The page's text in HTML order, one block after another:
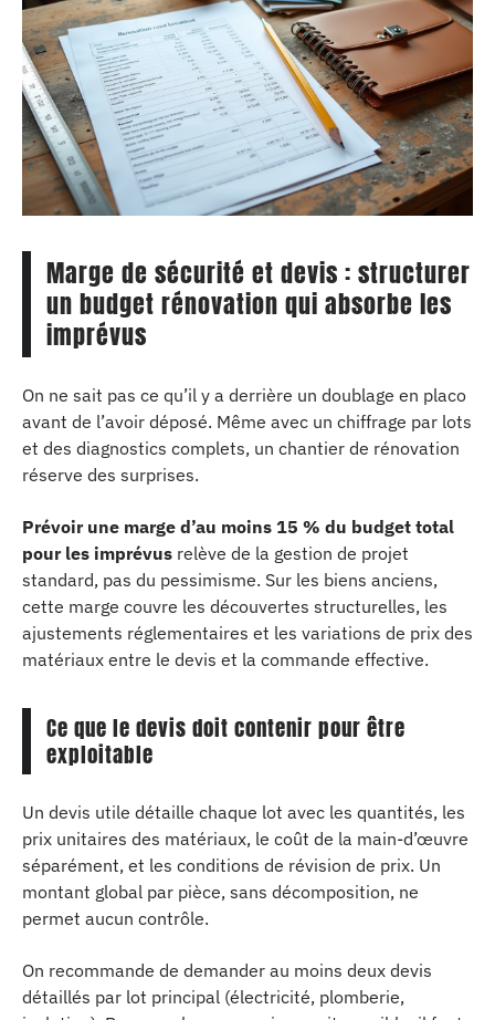
Marge de sécurité et devis : structurer
un budget rénovation qui absorbe les
imprévus
On ne sait pas ce qu’il y a derrière un doublage en placo
avant de l’avoir déposé. Même avec un chiffrage par lots
et des diagnostics complets, un chantier de rénovation
réserve des surprises.
Prévoir une marge d’au moins 15 % du budget total
pour les imprévus relève de la gestion de projet
standard, pas du pessimisme. Sur les biens anciens,
cette marge couvre les découvertes structurelles, les
ajustements réglementaires et les variations de prix des
matériaux entre le devis et la commande effective.
Ce que le devis doit contenir pour être
exploitable
Un devis utile détaille chaque lot avec les quantités, les
prix unitaires des matériaux, le coût de la main-d’œuvre
séparément, et les conditions de révision de prix. Un
montant global par pièce, sans décomposition, ne
permet aucun contrôle.
On recommande de demander au moins deux devis
détaillés par lot principal (électricité, plomberie,